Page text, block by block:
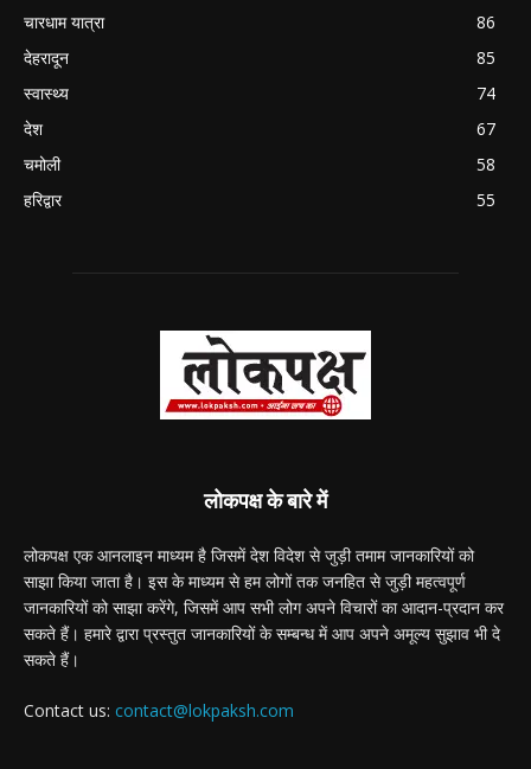
चारधाम यात्रा
86
देहरादून
85
स्वास्थ्य
74
देश
67
चमोली
58
हरिद्वार
55
लोकपक्ष के बारे में
लोकपक्ष एक आनलाइन माध्यम है जिसमें देश विदेश से जुड़ी तमाम जानकारियों को
साझा किया जाता है। इस के माध्यम से हम लोगों तक जनहित से जुड़ी महत्वपूर्ण
जानकारियों को साझा करेंगे, जिसमें आप सभी लोग अपने विचारों का आदान-प्रदान कर
सकते हैं। हमारे द्वारा प्रस्तुत जानकारियों के सम्बन्ध में आप अपने अमूल्य सुझाव भी दे
सकते हैं।
Contact us: contact@lokpaksh.com